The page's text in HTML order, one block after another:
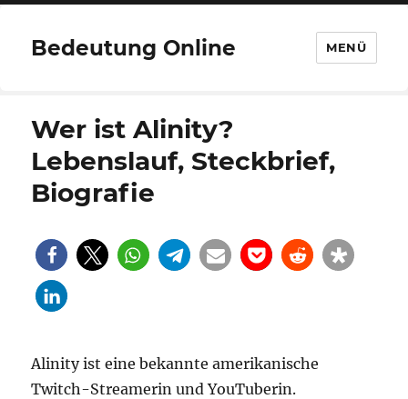
Bedeutung Online MENÜ
Wer ist Alinity?
Lebenslauf, Steckbrief,
Biografie
Alinity ist eine bekannte amerikanische
Twitch-Streamerin und YouTuberin.